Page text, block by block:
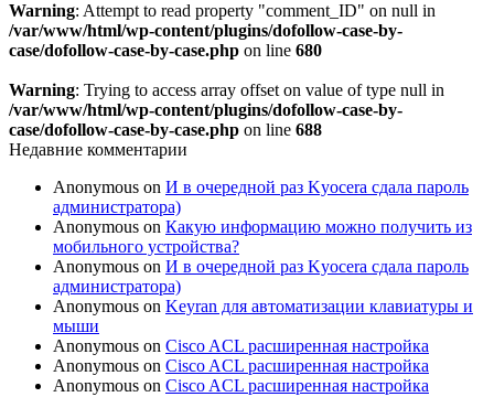
Warning: Attempt to read property "comment_ID" on null in
/var/www/html/wp-content/plugins/dofollow-case-by-
case/dofollow-case-by-case.php on line 680
Warning: Trying to access array offset on value of type null in
/var/www/html/wp-content/plugins/dofollow-case-by-
case/dofollow-case-by-case.php on line 688
Недавние комментарии
Anonymous on И в очередной раз Kyocera сдала пароль
администратора)
Anonymous on Какую информацию можно получить из
мобильного устройства?
Anonymous on И в очередной раз Kyocera сдала пароль
администратора)
Anonymous on Keyran для автоматизации клавиатуры и
мыши
Anonymous on Cisco ACL расширенная настройка
Anonymous on Cisco ACL расширенная настройка
Anonymous on Cisco ACL расширенная настройка